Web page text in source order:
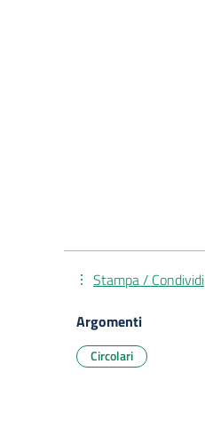
Stampa / Condividi
Argomenti
Circolari